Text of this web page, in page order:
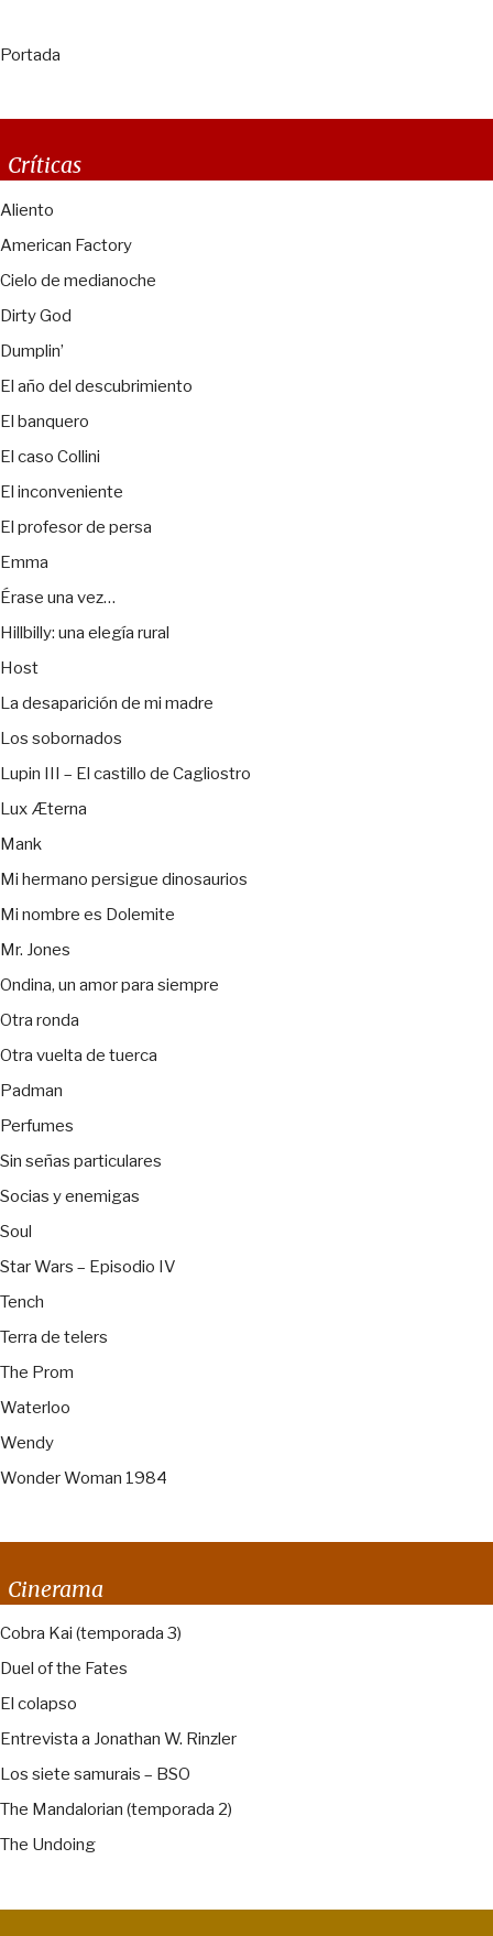
Portada
Críticas
Aliento
American Factory
Cielo de medianoche
Dirty God
Dumplin’
El año del descubrimiento
El banquero
El caso Collini
El inconveniente
El profesor de persa
Emma
Érase una vez…
Hillbilly: una elegía rural
Host
La desaparición de mi madre
Los sobornados
Lupin III – El castillo de Cagliostro
Lux Æterna
Mank
Mi hermano persigue dinosaurios
Mi nombre es Dolemite
Mr. Jones
Ondina, un amor para siempre
Otra ronda
Otra vuelta de tuerca
Padman
Perfumes
Sin señas particulares
Socias y enemigas
Soul
Star Wars – Episodio IV
Tench
Terra de telers
The Prom
Waterloo
Wendy
Wonder Woman 1984
Cinerama
Cobra Kai (temporada 3)
Duel of the Fates
El colapso
Entrevista a Jonathan W. Rinzler
Los siete samurais – BSO
The Mandalorian (temporada 2)
The Undoing